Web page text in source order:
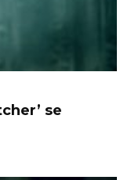
se